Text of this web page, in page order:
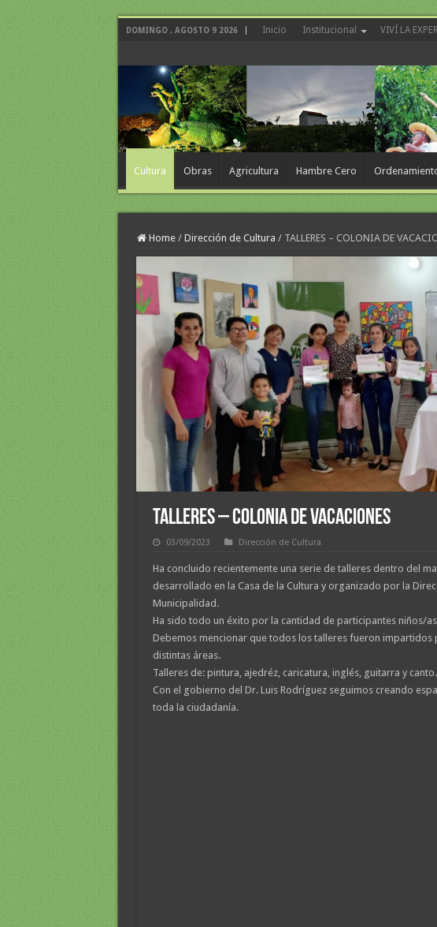
DOMINGO , AGOSTO 9 2026 Inicio Institucional VIVÍ LA
Cultura Obras Agricultura Hambre Cero
Home / Dirección de Cultura / TALLERES – COLONIA DE
TALLERES – COLONIA DE VACACIONES
03/09/2023 Dirección de Cultura
Ha concluido recientemente una serie de talleres dentro del
desarrollado en la Casa de la Cultura y organizado por la
Municipalidad.
Ha sido todo un éxito por la cantidad de participantes niños/
Debemos mencionar que todos los talleres fueron
distintas áreas.
Talleres de: pintura, ajedréz, caricatura, inglés, guitarra y canto.
Con el gobierno del Dr. Luis Rodríguez seguimos creando
toda la ciudadanía.